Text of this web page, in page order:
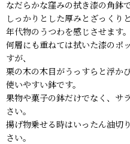
なだらかな窪みの拭き漆の角鉢で
しっかりとした厚みとざっくり
年代物のうつわを感じさせます。
何層にも重ねては拭いた漆のポ
すが、
栗の木の木目がうっすらと浮か
使いやすい鉢です。
果物や菓子の鉢だけでなく、サ
さい。
揚げ物乗せる時はいったん油切
さい。